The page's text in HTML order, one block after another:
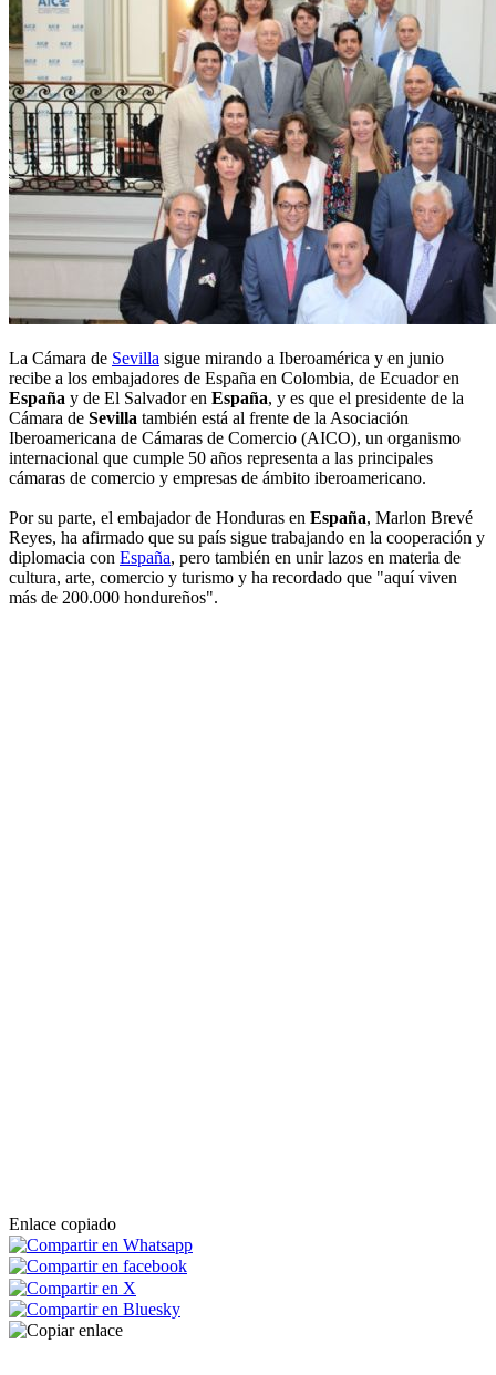
La Cámara de Sevilla sigue mirando a Iberoamérica y en junio
recibe a los embajadores de España en Colombia, de Ecuador en
España y de El Salvador en España, y es que el presidente de la
Cámara de Sevilla también está al frente de la Asociación
Iberoamericana de Cámaras de Comercio (AICO), un organismo
internacional que cumple 50 años representa a las principales
cámaras de comercio y empresas de ámbito iberoamericano.
Por su parte, el embajador de Honduras en España, Marlon Brevé
Reyes, ha afirmado que su país sigue trabajando en la cooperación y
diplomacia con España, pero también en unir lazos en materia de
cultura, arte, comercio y turismo y ha recordado que "aquí viven
más de 200.000 hondureños".
Enlace copiado